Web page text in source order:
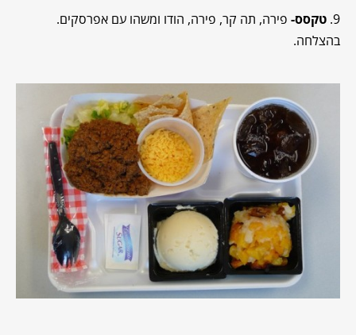
9. טקסס- פירה, תה קר, פירה, הודו ומשהו עם אפרסקים.
בהצלחה.